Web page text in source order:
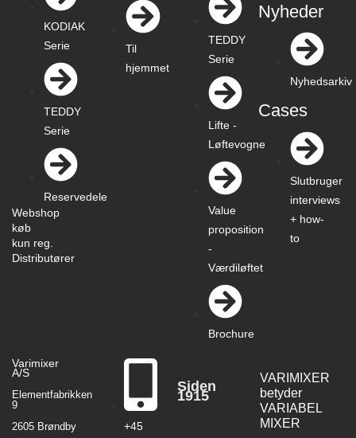
KODIAK
Serie
TEDDY
Serie
Reservedele
Webshop
køb
kun reg.
Distributører
Til
hjemmet
TEDDY
Serie
Lifte -
Løftevogne
Value
proposition
-
Værdiløftet
Brochure
Nyheder
Nyhedsarkiv
Cases
Slutbruger
interviews
+ how-
to
Varimixer
A/S
Elementfabrikken
9
2605 Brøndby
+45
Siden
1915
VARIMIXER
betyder
VARIABEL
MIXER